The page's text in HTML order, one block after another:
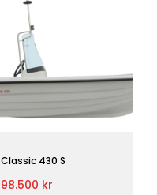
Classic 430 S
98.500 kr